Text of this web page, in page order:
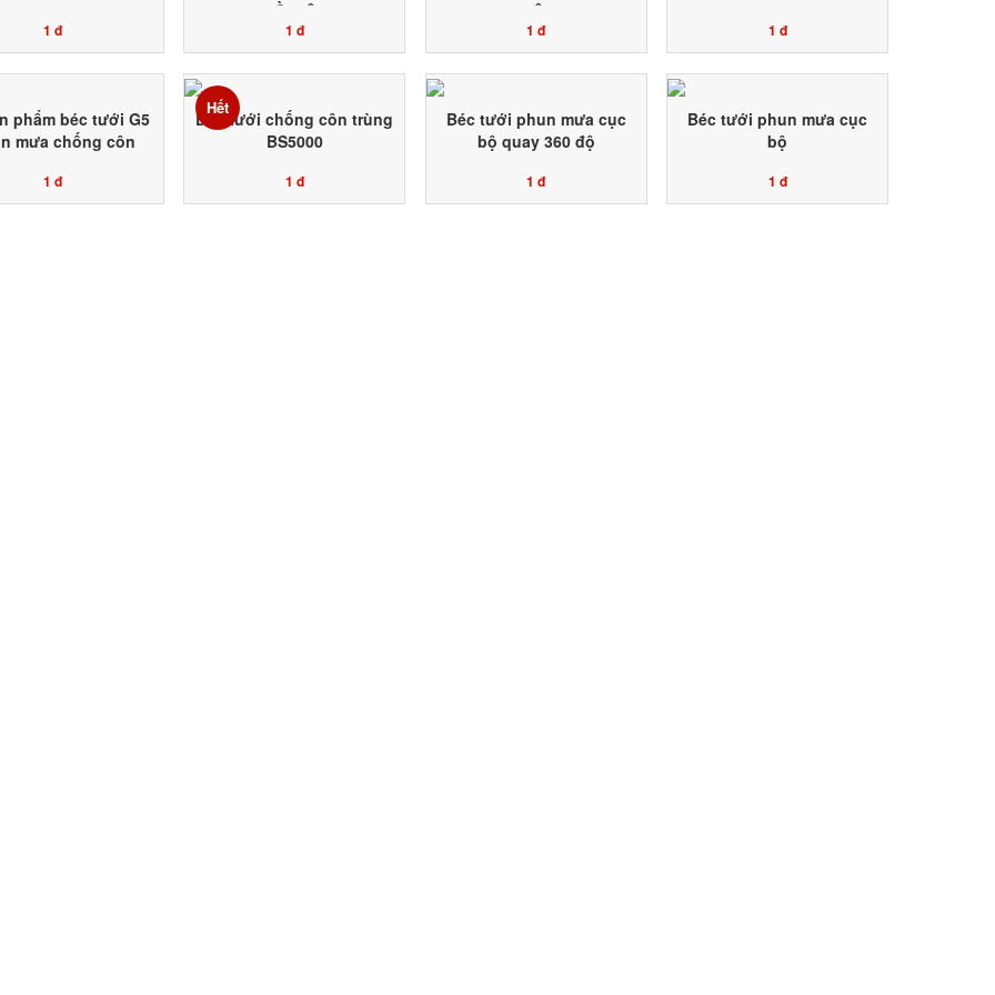
1 đ
HỒ TIÊU
1 đ
TIÊU
1 đ 1 đ
phẩm béc tưới G5
mưa chống côn
1 đ
Béc tưới chống côn trùng
BS5000
1 đ
Hết
Béc tưới phun mưa cục
bộ quay 360 độ
1 đ
Béc tưới phun mưa cục
bộ
1 đ